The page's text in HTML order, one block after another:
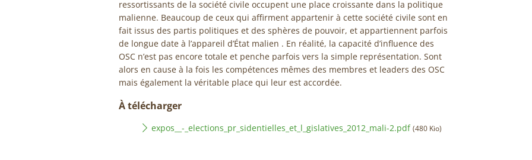
ressortissants de la société civile occupent une place croissante dans la politique
malienne. Beaucoup de ceux qui affirment appartenir à cette société civile sont en
fait issus des partis politiques et des sphères de pouvoir, et appartiennent parfois
de longue date à l’appareil d’État malien . En réalité, la capacité d’influence des
OSC n’est pas encore totale et penche parfois vers la simple représentation. Sont
alors en cause à la fois les compétences mêmes des membres et leaders des OSC
mais également la véritable place qui leur est accordée.
À télécharger
expos__-_elections_pr_sidentielles_et_l_gislatives_2012_mali-2.pdf (480 Kio)